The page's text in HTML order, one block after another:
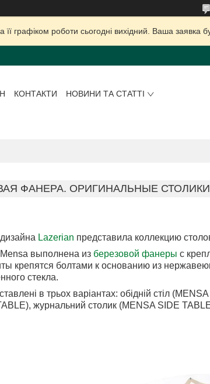
графіком роботи сьогодні вихідний. Ваша
КОНТАКТИ
НОВИНИ ТА СТАТТІ
ФАНЕРА. ОРИГИНАЛЬНЫЕ СТОЛИКИ
Lazerian представила коллекцию
выполнена из березовой фанеры с
крепятся болтами к основанию из
стекла.
в трьох варіантах: обідній стіл
журнальний столик (MENSA SIDE